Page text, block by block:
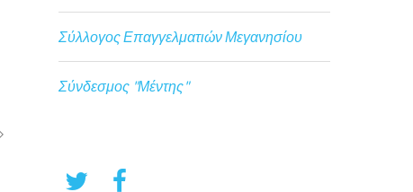
Σύλλογος Επαγγελματιών Μεγανησίου
Σύνδεσμος "Μέντης"